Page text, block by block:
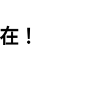
！